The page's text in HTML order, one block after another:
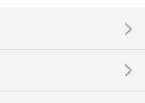
Geräte